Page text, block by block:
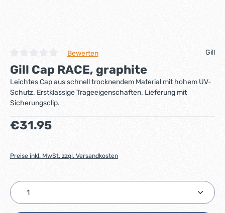
Durchschnittliche Bewertung von 0 von 5 Sternen
Bewerten Gill
Gill Cap RACE, graphite
Leichtes Cap aus schnell trocknendem Material mit hohem UV-
Schutz. Erstklassige Trageeigenschaften. Lieferung mit
Sicherungsclip.
Regulärer Preis:
€31.95
Preise inkl. MwSt. zzgl. Versandkosten
Produkt Anzahl: Gib den gewünschten Wert ein